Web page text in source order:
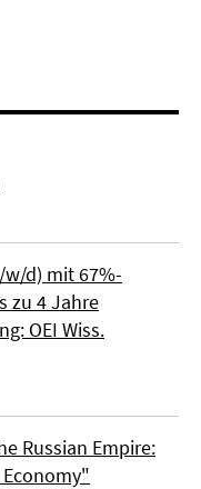
d) mit 67%-
zu 4 Jahre
OEI Wiss.
Russian Empire: